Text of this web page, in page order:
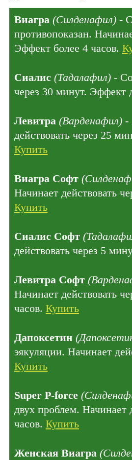
Виагра (Силденафил) -
противопоказан.
Эффект более 4 часов.
Сиалис (Тадалафил) -
через 30 минут. Эффект
Левитра (Варденафил) -
действовать через 25
Купить
Виагра Софт
Начинает действовать
Купить
Сиалис Софт
действовать через 5
Левитра Софт
Начинает действовать
часов. Купить
Дапоксетин
эякуляции. Начинает
Купить
Super P-force
двух проблем. Начинает
часов. Купить
Женская Виагра